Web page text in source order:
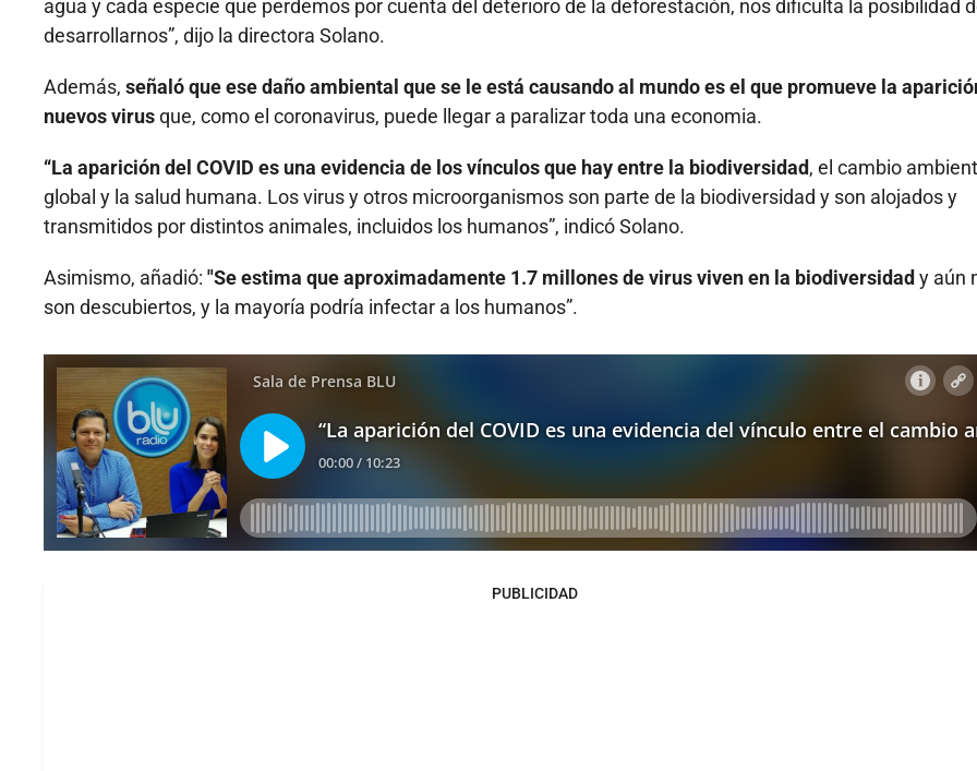
agua y cada especie que perdemos por cuenta del deterioro de la deforestación, nos dificulta la posibilidad
desarrollarnos”, dijo la directora Solano.
Además, señaló que ese daño ambiental que se le está causando al mundo es el que promueve la
nuevos virusque, como el coronavirus, puede llegar a paralizar toda una economia.
“La aparición del COVID es una evidencia de los vínculos que hay entre la biodiversidad, el cambio
global y la salud humana. Los virus y otros microorganismos son parte de la biodiversidad y son alojados y
transmitidos por distintos animales, incluidos los humanos”, indicó Solano.
Asimismo, añadió: "Se estima que aproximadamente 1.7 millones de virus viven en la biodiversidad y aún
son descubiertos, y la mayoría podría infectar a los humanos”.
PUBLICIDAD